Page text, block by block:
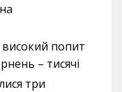
високий попит
– тисячі
три